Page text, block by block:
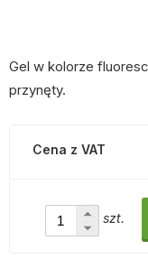
Gel w kolorze
przynęty.
Cena z VAT
szt.